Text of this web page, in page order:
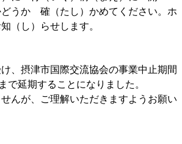
どうか 確（たし）かめてください。ホ
（し）らせします。
、摂津市国際交流協会の事業中止期間
で延期することになりました。
んが、ご理解いただきますようお願い